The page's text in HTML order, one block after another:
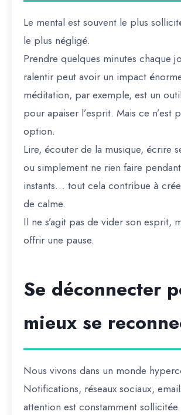
Le mental est souvent le plus
le plus négligé.
Prendre quelques minutes chaque
ralentir peut avoir un impact
méditation, par exemple, est un
pour apaiser l’esprit. Mais ce n’est
option.
Lire, écouter de la musique, écrire
ou simplement ne rien faire
instants… tout cela contribue à
de calme.
Il ne s’agit pas de vider son esprit,
offrir une pause.
Se déconnecter
mieux se
Nous vivons dans un monde
Notifications, réseaux sociaux,
attention est constamment sollicitée.